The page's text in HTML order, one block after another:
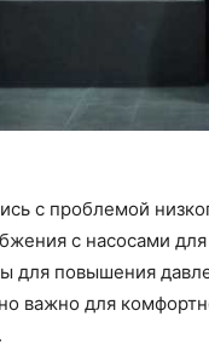
с проблемой
с насосами
для повышения
важно для